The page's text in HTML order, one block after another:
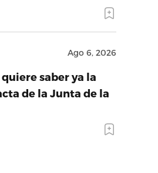
Ago 6, 2026
saber ya la
de la Junta de la